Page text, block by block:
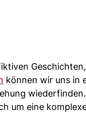
können wir uns in
um eine